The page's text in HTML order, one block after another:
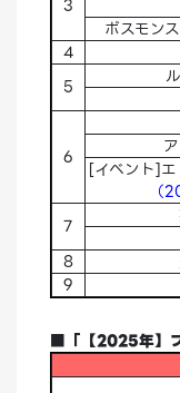
3
ボスモン
4
5
6
[イベント]
（
7
8
9
■「【2025年】